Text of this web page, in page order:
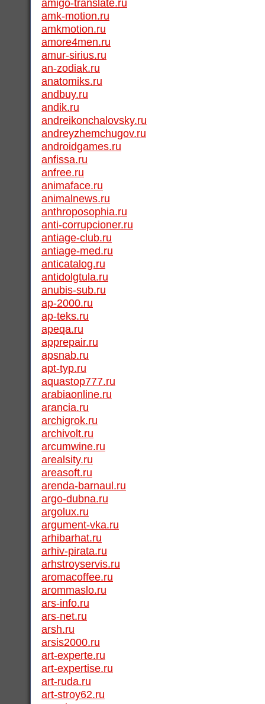
amigo-translate.ru
amk-motion.ru
amkmotion.ru
amore4men.ru
amur-sirius.ru
an-zodiak.ru
anatomiks.ru
andbuy.ru
andik.ru
andreikonchalovsky.ru
andreyzhemchugov.ru
androidgames.ru
anfissa.ru
anfree.ru
animaface.ru
animalnews.ru
anthroposophia.ru
anti-corrupcioner.ru
antiage-club.ru
antiage-med.ru
anticatalog.ru
antidolgtula.ru
anubis-sub.ru
ap-2000.ru
ap-teks.ru
apeqa.ru
apprepair.ru
apsnab.ru
apt-typ.ru
aquastop777.ru
arabiaonline.ru
arancia.ru
archigrok.ru
archivolt.ru
arcumwine.ru
arealsity.ru
areasoft.ru
arenda-barnaul.ru
argo-dubna.ru
argolux.ru
argument-vka.ru
arhibarhat.ru
arhiv-pirata.ru
arhstroyservis.ru
aromacoffee.ru
arommaslo.ru
ars-info.ru
ars-net.ru
arsh.ru
arsis2000.ru
art-experte.ru
art-expertise.ru
art-ruda.ru
art-stroy62.ru